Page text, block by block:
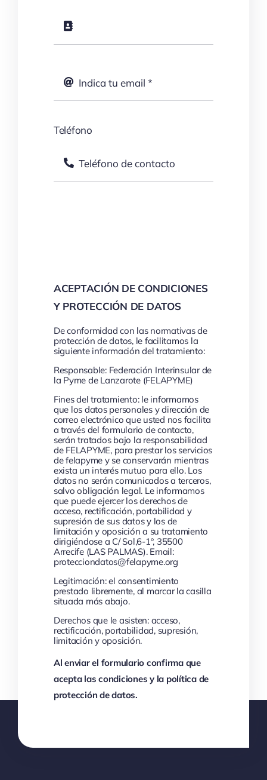
Teléfono
ACEPTACIÓN DE CONDICIONES
Y PROTECCIÓN DE DATOS
De conformidad con las normativas de
protección de datos, le facilitamos la
siguiente información del tratamiento:
Responsable: Federación Interinsular de
la Pyme de Lanzarote (FELAPYME)
Fines del tratamiento: le informamos
que los datos personales y dirección de
correo electrónico que usted nos facilita
a través del formulario de contacto,
serán tratados bajo la responsabilidad
de FELAPYME, para prestar los servicios
de felapyme y se conservarán mientras
exista un interés mutuo para ello. Los
datos no serán comunicados a terceros,
salvo obligación legal. Le informamos
que puede ejercer los derechos de
acceso, rectificación, portabilidad y
supresión de sus datos y los de
limitación y oposición a su tratamiento
dirigiéndose a C/ Sol,6-1º, 35500
Arrecife (LAS PALMAS). Email:
protecciondatos@felapyme.org
Legitimación: el consentimiento
prestado libremente, al marcar la casilla
situada más abajo.
Derechos que le asisten: acceso,
rectificación, portabilidad, supresión,
limitación y oposición.
Al enviar el formulario confirma que
acepta las condiciones y la política de
protección de datos.